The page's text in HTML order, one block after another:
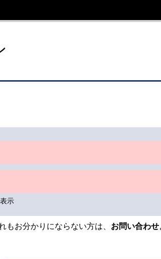
示
もお分かりにならない方は、 お問い合わせ